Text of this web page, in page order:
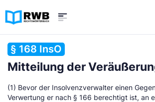
§ 168 InsO
Mitteilung der
(1) Bevor der Insolvenzverwalter einen
Verwertung er nach § 166 berechtigt ist, an